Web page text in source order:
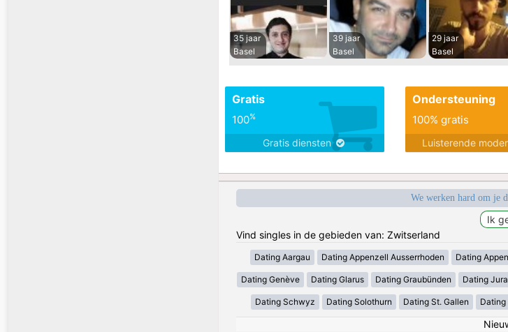
35 jaar
Basel
39 jaar
Basel
29 jaar
Basel
Gratis
100%
Gratis diensten
Ondersteuning
100% gratis
Luisterende
We werken hard om je
Vind singles in de gebieden van: Zwitserland
Dating Aargau Dating Appenzell Ausserrhoden Dating
Dating Genève Dating Glarus Dating Graubünden Dating Jura
Dating Schwyz Dating Solothurn Dating St. Gallen Dating